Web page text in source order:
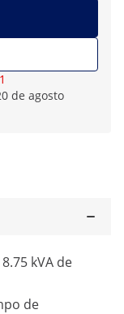
de agosto
kVA de
de